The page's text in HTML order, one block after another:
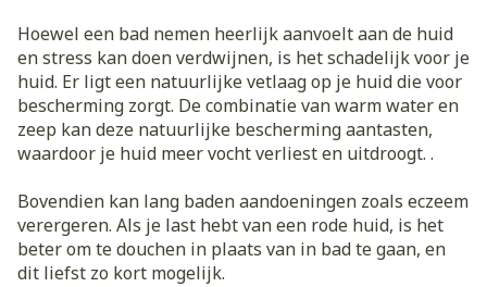
Hoewel een bad nemen heerlijk aanvoelt aan de huid
en stress kan doen verdwijnen, is het schadelijk voor je
huid. Er ligt een natuurlijke vetlaag op je huid die voor
bescherming zorgt. De combinatie van warm water en
zeep kan deze natuurlijke bescherming aantasten,
waardoor je huid meer vocht verliest en uitdroogt. .
Bovendien kan lang baden aandoeningen zoals eczeem
verergeren. Als je last hebt van een rode huid, is het
beter om te douchen in plaats van in bad te gaan, en
dit liefst zo kort mogelijk.